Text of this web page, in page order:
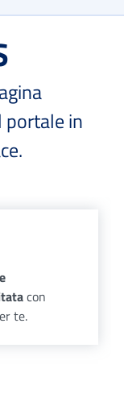
portale in
con
te.